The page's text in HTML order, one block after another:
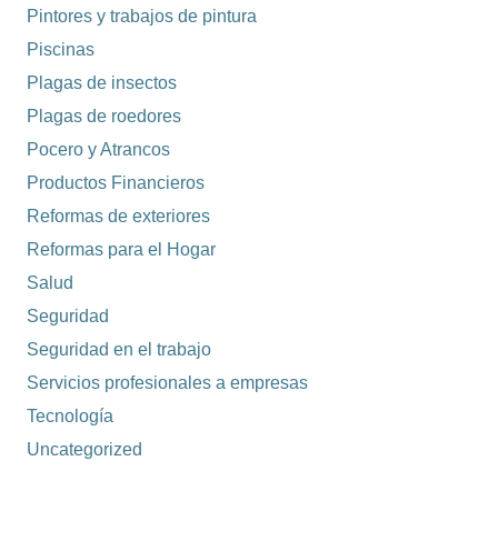
Pintores y trabajos de pintura
Piscinas
Plagas de insectos
Plagas de roedores
Pocero y Atrancos
Productos Financieros
Reformas de exteriores
Reformas para el Hogar
Salud
Seguridad
Seguridad en el trabajo
Servicios profesionales a empresas
Tecnología
Uncategorized